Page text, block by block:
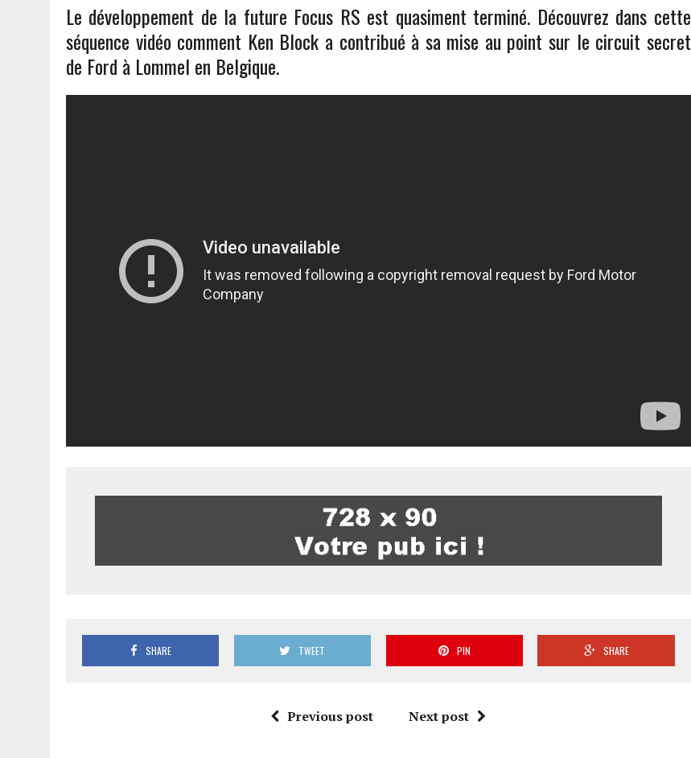
Le développement de la future Focus RS est quasiment terminé. Découvrez dans cette
séquence vidéo comment Ken Block a contribué à sa mise au point sur le circuit secret
de Ford à Lommel en Belgique.
SHARE TWEET PIN SHARE
Previous post Next post